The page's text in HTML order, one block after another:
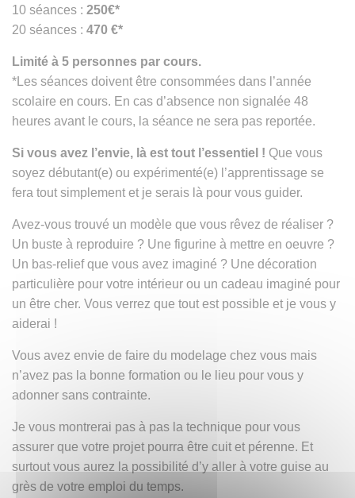
10 séances : 250€*
20 séances : 470 €*
Limité à 5 personnes par cours.
*Les séances doivent être consommées dans l’année
scolaire en cours. En cas d’absence non signalée 48
heures avant le cours, la séance ne sera pas reportée.
Si vous avez l’envie, là est tout l’essentiel ! Que vous
soyez débutant(e) ou expérimenté(e) l’apprentissage se
fera tout simplement et je serais là pour vous guider.
Avez-vous trouvé un modèle que vous rêvez de réaliser ?
Un buste à reproduire ? Une figurine à mettre en oeuvre ?
Un bas-relief que vous avez imaginé ? Une décoration
particulière pour votre intérieur ou un cadeau imaginé pour
un être cher. Vous verrez que tout est possible et je vous y
aiderai !
Vous avez envie de faire du modelage chez vous mais
n’avez pas la bonne formation ou le lieu pour vous y
adonner sans contrainte.
Je vous montrerai pas à pas la technique pour vous
assurer que votre projet pourra être cuit et pérenne. Et
surtout vous aurez la possibilité d’y aller à votre guise au
grès de votre emploi du temps.